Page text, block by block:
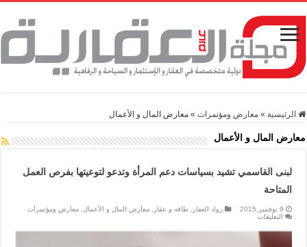
الرئيسية » معارض ومؤتمرات » معارض المال و الأعمال
معارض المال و الأعمال
لبنى القاسمي تشيد بسياسات دعم المرأة وتدعو لتوعيتها بفرص العمل
المتاحة
9 نوفمبر,2015 رواد العقار طاقه و عقار معارض المال و الأعمال
معارض ومؤتمرات
التعليقاتعلى
القاسمي